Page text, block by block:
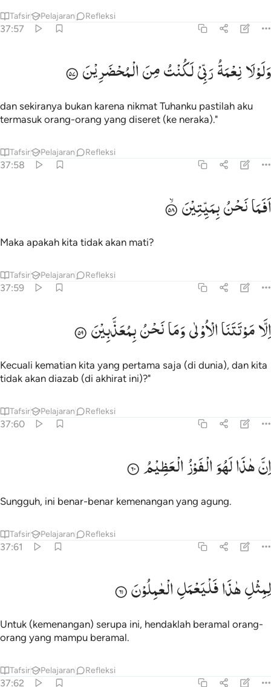
Tafsir Pelajaran Refleksi
37:57
ولولا نعمة ربي لكنت من المحضرين ٥٧
وَلَوْلَا نِعْمَةُ رَبِّى لَكُنتُ مِنَ ٱلْمُحْضَرِينَ ٥٧
وَلَوْلَانِعْمَةُرَبِّیْلَكُنْتُمِنَالْمُحْضَرِیْنَ
dan sekiranya bukan karena nikmat Tuhanku pastilah aku
termasuk orang-orang yang diseret (ke neraka)."
Tafsir Pelajaran Refleksi
37:58
افما نحن بميتين ٥٨
أَفَمَا نَحْنُ بِمَيِّتِينَ ٥٨
اَفَمَانَحْنُبِمَیِّتِیْنَ
Maka apakah kita tidak akan mati?
Tafsir Pelajaran Refleksi
37:59
الا موتتنا الاولى وما نحن بمعذبين ٥٩
إِلَّا مَوْتَتَنَا ٱلْأُولَىٰ وَمَا نَحْنُ بِمُعَذَّبِينَ ٥٩
اِلَّامَوْتَتَنَاالْاُوْلٰیوَمَانَحْنُبِمُعَذَّبِیْنَ
Kecuali kematian kita yang pertama saja (di dunia), dan kita
tidak akan diazab (di akhirat ini)?"
Tafsir Pelajaran Refleksi
37:60
ان هاذا لهو الفوز العظيم ٦٠
إِنَّ هَـٰذَا لَهُوَ ٱلْفَوْزُ ٱلْعَظِيمُ ٦٠
اِنَّهٰذَالَهُوَالْفَوْزُالْعَظِیْمُ
Sungguh, ini benar-benar kemenangan yang agung.
Tafsir Pelajaran Refleksi
37:61
لمثل هاذا فليعمل العاملون ٦١
لِمِثْلِ هَـٰذَا فَلْيَعْمَلِ ٱلْعَـٰمِلُونَ ٦١
لِمِثْلِهٰذَافَلْیَعْمَلِالْعٰمِلُوْنَ
Untuk (kemenangan) serupa ini, hendaklah beramal orang-
orang yang mampu beramal.
Tafsir Pelajaran Refleksi
37:62